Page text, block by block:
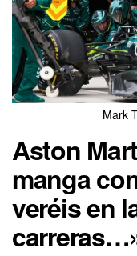
Mark
Aston
manga
veréis en